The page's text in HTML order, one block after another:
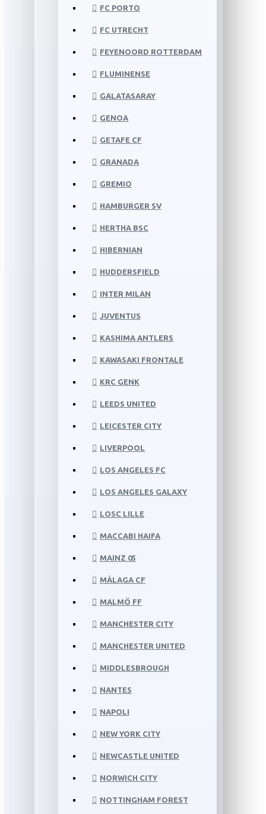
FC PORTO
FC UTRECHT
FEYENOORD ROTTERDAM
FLUMINENSE
GALATASARAY
GENOA
GETAFE CF
GRANADA
GREMIO
HAMBURGER SV
HERTHA BSC
HIBERNIAN
HUDDERSFIELD
INTER MILAN
JUVENTUS
KASHIMA ANTLERS
KAWASAKI FRONTALE
KRC GENK
LEEDS UNITED
LEICESTER CITY
LIVERPOOL
LOS ANGELES FC
LOS ANGELES GALAXY
LOSC LILLE
MACCABI HAIFA
MAINZ 05
MÁLAGA CF
MALMÖ FF
MANCHESTER CITY
MANCHESTER UNITED
MIDDLESBROUGH
NANTES
NAPOLI
NEW YORK CITY
NEWCASTLE UNITED
NORWICH CITY
NOTTINGHAM FOREST